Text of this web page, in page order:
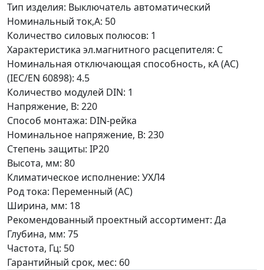
Тип изделия: Выключатель автоматический
Номинальный ток,А: 50
Количество силовых полюсов: 1
Характеристика эл.магнитного расцепителя: C
Номинальная отключающая способность, кA (AC)
(IEC/EN 60898): 4.5
Количество модулей DIN: 1
Напряжение, В: 220
Способ монтажа: DIN-рейка
Номинальное напряжение, В: 230
Степень защиты: IP20
Высота, мм: 80
Климатическое исполнение: УХЛ4
Род тока: Переменный (AC)
Ширина, мм: 18
Рекомендованный проектный ассортимент: Да
Глубина, мм: 75
Частота, Гц: 50
Гарантийный срок, мес: 60